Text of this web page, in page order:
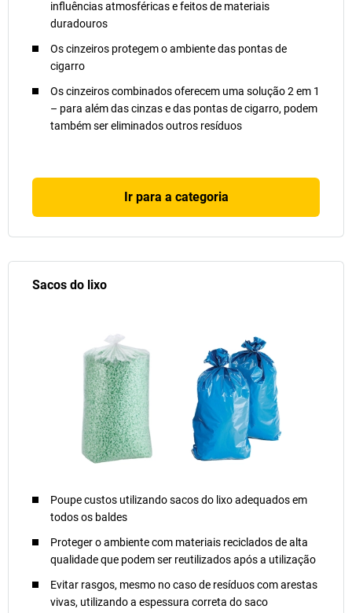
influências atmosféricas e feitos de materiais
duradouros
Os cinzeiros protegem o ambiente das pontas de
cigarro
Os cinzeiros combinados oferecem uma solução 2 em 1
– para além das cinzas e das pontas de cigarro, podem
também ser eliminados outros resíduos
Ir para a categoria
Sacos do lixo
Poupe custos utilizando sacos do lixo adequados em
todos os baldes
Proteger o ambiente com materiais reciclados de alta
qualidade que podem ser reutilizados após a utilização
Evitar rasgos, mesmo no caso de resíduos com arestas
vivas, utilizando a espessura correta do saco